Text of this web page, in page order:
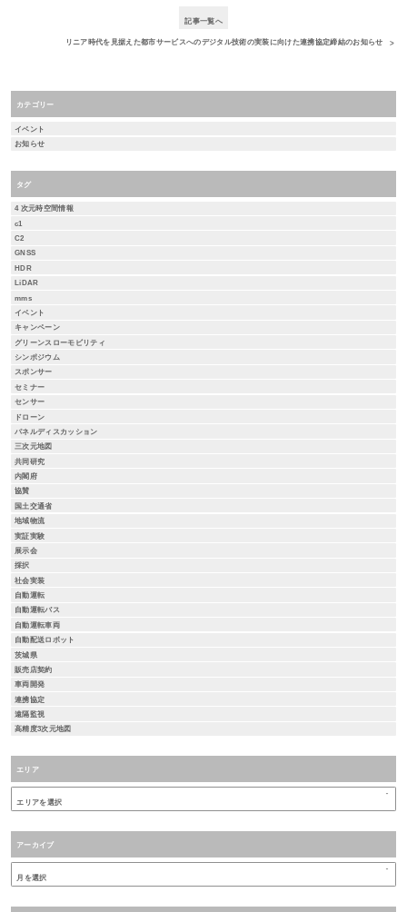
記事一覧へ
リニア時代を見据えた都市サービスへのデジタル技術の実装に向けた連携協定締結のお知らせ
カテゴリー
イベント
お知らせ
タグ
4 次元時空間情報
c1
C2
GNSS
HDR
LiDAR
mms
イベント
キャンペーン
グリーンスローモビリティ
シンポジウム
スポンサー
セミナー
センサー
ドローン
パネルディスカッション
三次元地図
共同研究
内閣府
協賛
国土交通省
地域物流
実証実験
展示会
採択
社会実装
自動運転
自動運転バス
自動運転車両
自動配送ロボット
茨城県
販売店契約
車両開発
連携協定
遠隔監視
高精度3次元地図
エリア
アーカイブ